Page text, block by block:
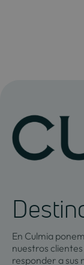
En Culmia
nuestros
responder a sus